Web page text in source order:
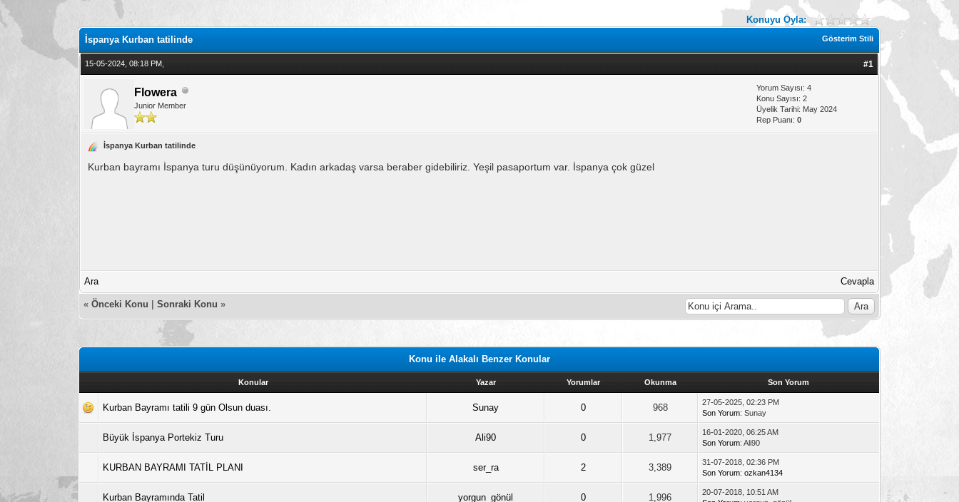
Konuyu Oyla:
Toplam: 0 Oy - Ortalama: 0
Gösterim Stili
İspanya Kurban tatilinde
15-05-2024, 08:18 PM, #1
Flowera
Junior Member
Yorum Sayısı: 4
Konu Sayısı: 2
Üyelik Tarihi: May 2024
Rep Puanı:0
İspanya Kurban tatilinde
Kurban bayramı İspanya turu düşünüyorum. Kadın arkadaş varsa beraber gidebiliriz. Yeşil pasaportum var. İspanya çok güzel
Ara Cevapla
«Önceki Konu |Sonraki Konu »
Konu ile Alakalı Benzer Konular
Konular Yazar Yorumlar Okunma Son Yorum
Kurban Bayramı tatili 9 gün Olsun duası. Sunay 0 968
27-05-2025, 02:23 PM
Son Yorum: Sunay
Büyük İspanya Portekiz Turu Ali90 0 1,977
16-01-2020, 06:25 AM
Son Yorum: Ali90
KURBAN BAYRAMI TATİL PLANI ser_ra 2 3,389
31-07-2018, 02:36 PM
Son Yorum:ozkan4134
Kurban Bayramında Tatil yorgun_gönül 0 1,996
20-07-2018, 10:51 AM